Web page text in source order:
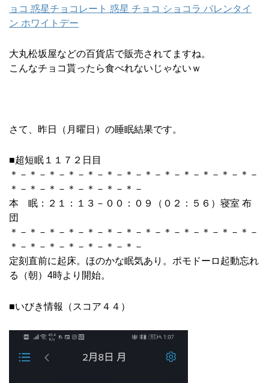
ョコ 惑星チョコレート 惑星 チョコ ショコラ バレンタイ
ン ホワイトデー
大丸松坂屋などの百貨店で販売されてますね。
こんなチョコ貰ったら食べれないじゃないｗ
さて、昨日（月曜日）の睡眠結果です。
■超短眠１１７２日目
＊－＊－＊－＊－＊－＊－＊－＊－＊－＊－＊－＊－＊－
＊－＊－＊－＊－＊－＊－＊－
本 眠：２１：１３－００：０９（０２：５６）寝室 布
団
＊－＊－＊－＊－＊－＊－＊－＊－＊－＊－＊－＊－＊－
＊－＊－＊－＊－＊－＊－＊－
定刻直前に起床。ほのかな眠気あり。ポモドーロ起動忘れ
る（朝）4時より開始。
■いびき情報（スコア４４）